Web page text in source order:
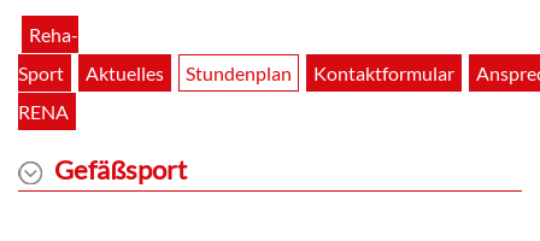
Reha-
Sport
Aktuelles Stundenplan Kontaktformular
RENA
Gefäßsport